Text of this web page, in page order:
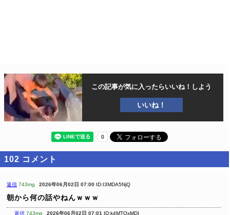
この記事が気に入ったらいいね！しよう
いいね！
102 コメント
返信 743mg 2026年06月02日 07:00 ID:I3MDA5NjQ
朝から何の話やねんｗｗｗ
返信 743mg 2026年06月02日 07:01 ID:k4MTQxMDI